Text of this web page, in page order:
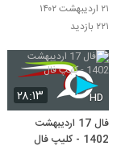
۲۱ اردیبهشت ۱۴۰۲
۲۲۱ بازدید
۲۸:۱۳ HD
فال 17 اردیبهشت
1402 - کلیپ فال